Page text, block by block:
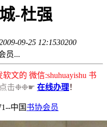
-杜强
09-25 12:1530200
员...
文的 微信:shuhuayishu 书
点击❉❉☛ 在线办理！
中国 书协会员